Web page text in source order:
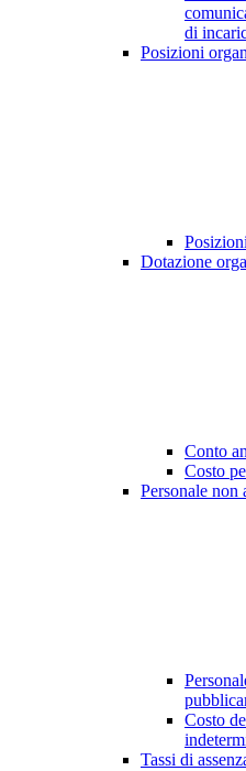
di
Posizioni
Dotazione
Conto
Costo
Personale non
Costo
Tassi di